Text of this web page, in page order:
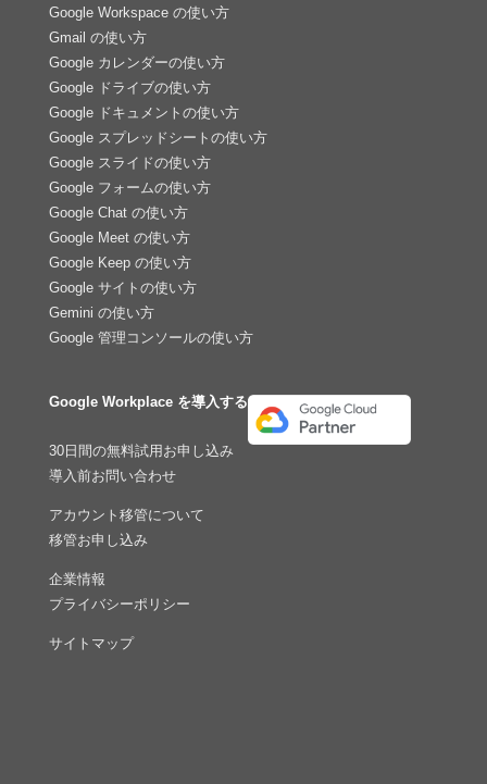
Google Workspace の使い方
Gmail の使い方
Google カレンダーの使い方
Google ドライブの使い方
Google ドキュメントの使い方
Google スプレッドシートの使い方
Google スライドの使い方
Google フォームの使い方
Google Chat の使い方
Google Meet の使い方
Google Keep の使い方
Google サイトの使い方
Gemini の使い方
Google 管理コンソールの使い方
Google Workplace を導入する
30日間の無料試用お申し込み
導入前お問い合わせ
アカウント移管について
移管お申し込み
企業情報
プライバシーポリシー
サイトマップ